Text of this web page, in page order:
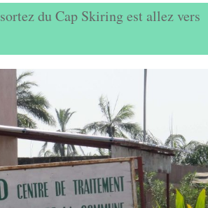
du Cap Skiring est allez vers